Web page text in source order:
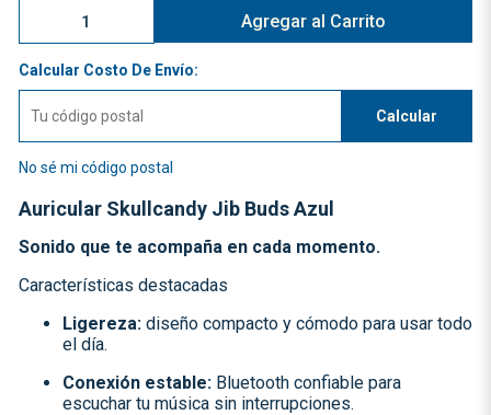
Agregar al Carrito
Calcular Costo De Envío:
Calcular
No sé mi código postal
Auricular Skullcandy Jib Buds Azul
Sonido que te acompaña en cada momento.
Características destacadas
Ligereza:diseño compacto y cómodo para usar todo
el día.
Conexión estable:Bluetooth confiable para
escuchar tu música sin interrupciones.